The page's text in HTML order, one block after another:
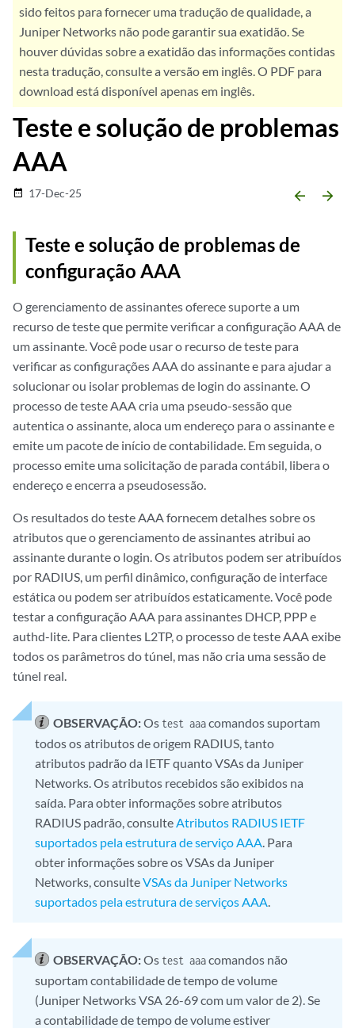
sido feitos para fornecer uma tradução de qualidade, a
Juniper Networks não pode garantir sua exatidão. Se
houver dúvidas sobre a exatidão das informações contidas
nesta tradução, consulte a versão em inglês. O PDF para
download está disponível apenas em inglês.
Teste e solução de problemas
AAA
date_range 17-Dec-25 arrow_backward arrow_forward
Teste e solução de problemas de
configuração AAA
O gerenciamento de assinantes oferece suporte a um
recurso de teste que permite verificar a configuração AAA de
um assinante. Você pode usar o recurso de teste para
verificar as configurações AAA do assinante e para ajudar a
solucionar ou isolar problemas de login do assinante. O
processo de teste AAA cria uma pseudo-sessão que
autentica o assinante, aloca um endereço para o assinante e
emite um pacote de início de contabilidade. Em seguida, o
processo emite uma solicitação de parada contábil, libera o
endereço e encerra a pseudosessão.
Os resultados do teste AAA fornecem detalhes sobre os
atributos que o gerenciamento de assinantes atribui ao
assinante durante o login. Os atributos podem ser atribuídos
por RADIUS, um perfil dinâmico, configuração de interface
estática ou podem ser atribuídos estaticamente. Você pode
testar a configuração AAA para assinantes DHCP, PPP e
authd-lite. Para clientes L2TP, o processo de teste AAA exibe
todos os parâmetros do túnel, mas não cria uma sessão de
túnel real.
OBSERVAÇÃO:Os test aaacomandos suportam
todos os atributos de origem RADIUS, tanto
atributos padrão da IETF quanto VSAs da Juniper
Networks. Os atributos recebidos são exibidos na
saída. Para obter informações sobre atributos
RADIUS padrão, consulteAtributos RADIUS IETF
suportados pela estrutura de serviço AAA. Para
obter informações sobre os VSAs da Juniper
Networks, consulteVSAs da Juniper Networks
suportados pela estrutura de serviços AAA.
OBSERVAÇÃO:Os test aaacomandos não
suportam contabilidade de tempo de volume
(Juniper Networks VSA 26-69 com um valor de 2). Se
a contabilidade de tempo de volume estiver